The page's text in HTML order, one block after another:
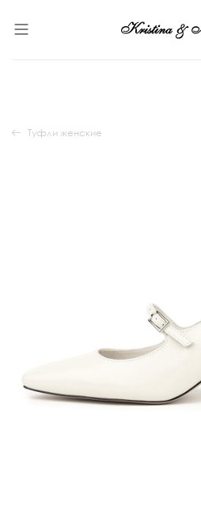
Туфли женские